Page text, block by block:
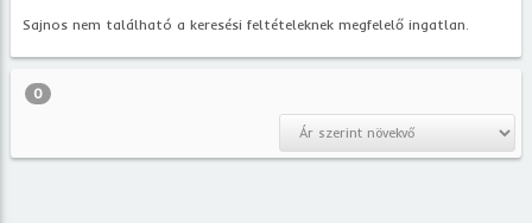
Sajnos nem található a keresési feltételeknek megfelelő ingatlan.
0